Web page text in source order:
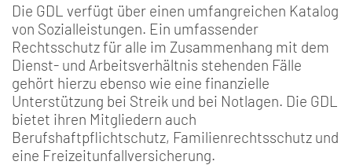
Die GDL verfügt über einen umfangreichen Katalog
von Sozialleistungen. Ein umfassender
Rechtsschutz für alle im Zusammenhang mit dem
Dienst- und Arbeitsverhältnis stehenden Fälle
gehört hierzu ebenso wie eine finanzielle
Unterstützung bei Streik und bei Notlagen. Die GDL
bietet ihren Mitgliedern auch
Berufshaftpflichtschutz, Familienrechtsschutz und
eine Freizeitunfallversicherung.